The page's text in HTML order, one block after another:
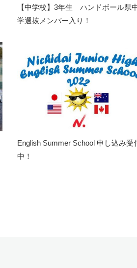
【中学校】3年生 ハンドボール県
学選抜メンバー入り！
English Summer School 申し込み受
中！